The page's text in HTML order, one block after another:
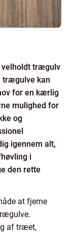
velholdt trægulv
trægulve kan
for en kærlig
mulighed for
og
igennem alt,
i
den rette
at fjerne
af træet,